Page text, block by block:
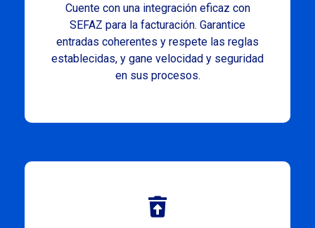
Cuente con una integración eficaz con
SEFAZ para la facturación. Garantice
entradas coherentes y respete las reglas
establecidas, y gane velocidad y seguridad
en sus procesos.